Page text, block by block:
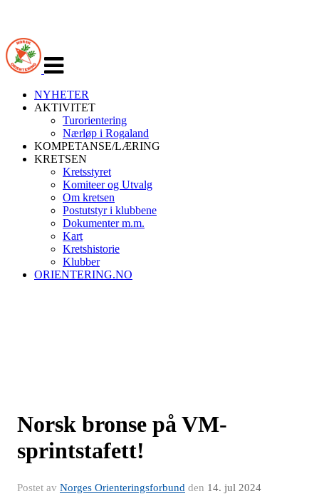
navigasjon
NYHETER
AKTIVITET
Turorientering
Nærløp i Rogaland
KOMPETANSE/LÆRING
KRETSEN
Kretsstyret
Komiteer og Utvalg
Om kretsen
Postutstyr i klubbene
Dokumenter m.m.
Kart
Kretshistorie
Klubber
ORIENTERING.NO
Norsk bronse på VM-
sprintstafett!
Postet av Norges Orienteringsforbund den 14. jul 2024